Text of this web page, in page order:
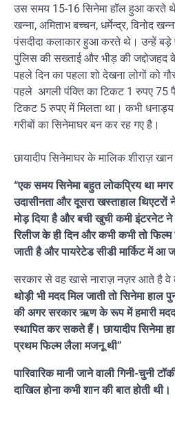
उस समय 15-16 सिनेमा हॉल हुआ करते थे,
खन्ना, अमिताभ बच्चन, धर्मेन्द्र, विनोद
पंसदीदा कलाकार हुआ करते थे। उन्हें बड़े
पुलिस की सख्ताई और भीड़ की
पहले दिन का पहला शो देखना लोगों को
पहले अगली पंक्ति का टिकट 1 रुपए 75
टिकट 5 रुपए में मिलता था। कभी
गरीबों का सिनेमाघर बन कर रह गए है।
छायादीप सिनेमाघर के मालिक शीराज़
“एक समय सिनेमा बहुत लोकप्रिय था
उदासीनता और दूसरा खस्ताहाल
मोड़ दिया है और बची खुची कमी इंटरनेट
रिलीज के ही दिन और कभी कभी तो
जाती है और पायरेटेड सीडी मार्किट में आ
सरकार से वह खासे नाराज़ नज़र आते है वे
थोड़ी भी मदद मिल जाती तो सिनेमा हाल
की अगर सरकार ऋण के रूप में हमारी
स्थापित कर सकते हैं। छायादीप सिनेमा
प्रथम फिल्म लैला मजनू थी”
पारिवारिक मानी जाने वाली गिनी-चुनी
दाखिल होना कभी शान की बात होती थी।